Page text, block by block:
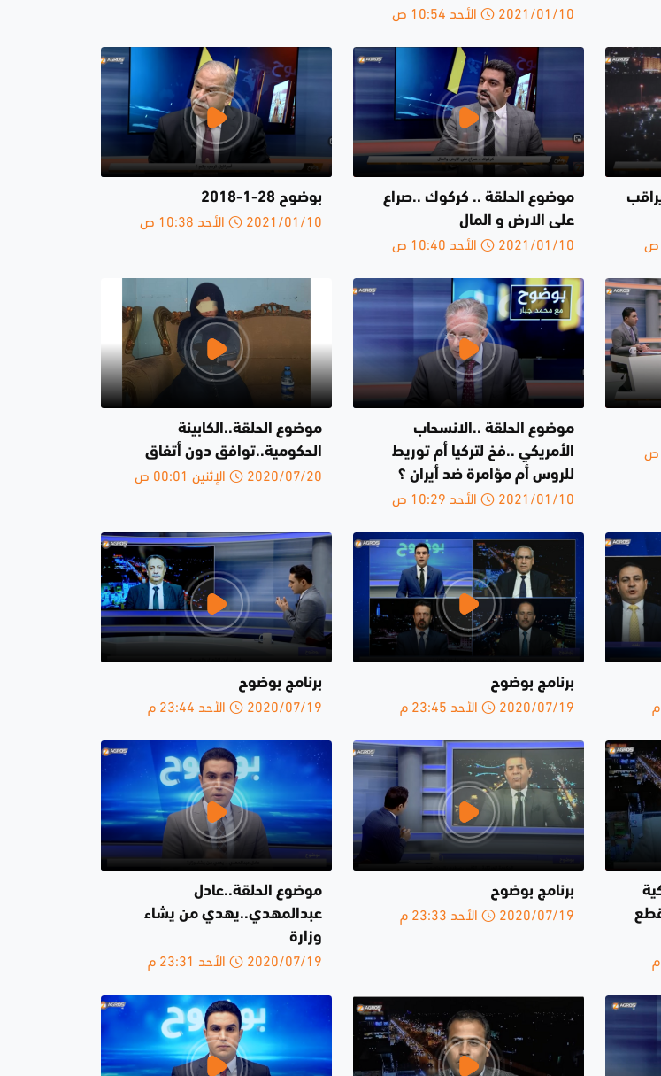
2021/01/10 الأحد 10:54 ص
موضوع الحلقة .. كركوك ..صراع
على الارض و المال
2021/01/10 الأحد 10:40 ص
بوضوح 28-1-2018
2021/01/10 الأحد 10:38 ص
موضوع الحلقة ..الانسحاب
الأمريكي ..فخ لتركيا أم توريط
للروس أم مؤامرة ضد أيران ؟
2021/01/10 الأحد 10:29 ص
موضوع الحلقة..الكابينة
الحكومية..توافق دون أتفاق
2020/07/20 الإثنين 00:01 ص
برنامج بوضوح
2020/07/19 الأحد 23:45 م
برنامج بوضوح
2020/07/19 الأحد 23:44 م
برنامج بوضوح
2020/07/19 الأحد 23:33 م
موضوع الحلقة..عادل
عبدالمهدي..يهدي من يشاء
وزارة
2020/07/19 الأحد 23:31 م